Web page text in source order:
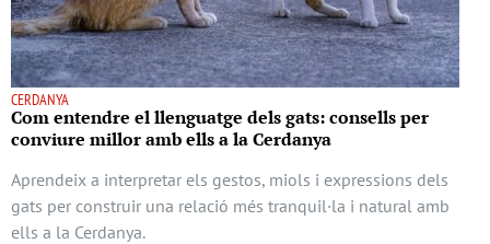
CERDANYA
Com entendre el llenguatge dels gats: consells per
conviure millor amb ells a la Cerdanya
Aprendeix a interpretar els gestos, miols i expressions dels
gats per construir una relació més tranquil·la i natural amb
ells a la Cerdanya.